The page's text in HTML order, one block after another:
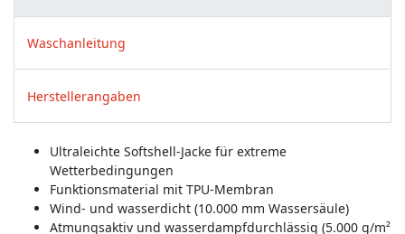
Waschanleitung
Herstellerangaben
Ultraleichte Softshell-Jacke für extreme
Wetterbedingungen
Funktionsmaterial mit TPU-Membran
Wind- und wasserdicht (10.000 mm Wassersäule)
Atmungsaktiv und wasserdampfdurchlässig (5.000 g/m²